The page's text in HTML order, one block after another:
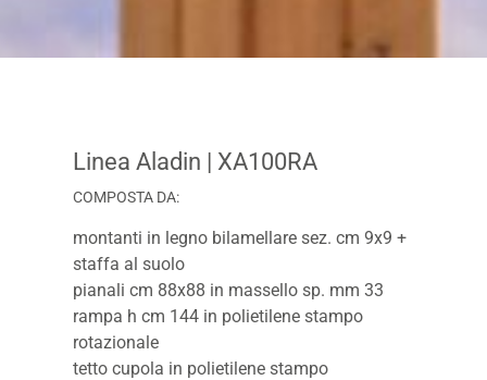
Linea Aladin | XA100RA
COMPOSTA DA:
montanti in legno bilamellare sez. cm 9x9 +
staffa al suolo
pianali cm 88x88 in massello sp. mm 33
rampa h cm 144 in polietilene stampo
rotazionale
tetto cupola in polietilene stampo